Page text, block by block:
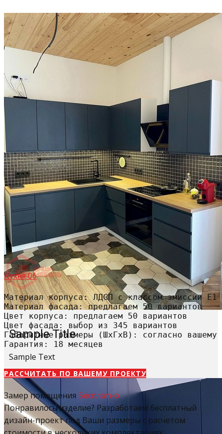
Sample Title
Sample Text
Кухня 06
Материал корпуса: ЛДСП с классом эмиссии Е1
Материал фасада: предлагаем 50 вариантов
Цвет корпуса: предлагаем 50 вариантов
Цвет фасада: выбор из 345 вариантов
Габаритные размеры (ШхГхВ): согласно вашему
Гарантия: 18 месяцев
РАССЧИТАТЬ​ ПО ВАШЕМУ ПРОЕКТУ
Замер помещения Бесплатно
Понравилось изделие? Разработаем бесплатный
дизайн-проект под Ваши размеры с расчетом